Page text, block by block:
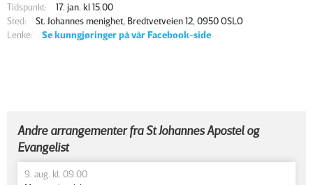
Tidspunkt:
17. jan. kl 15.00
Sted:
St. Johannes menighet, Bredtvetveien 12, 0950 OSLO
Lenke:
Se kunngjøringer på vår Facebook-side
Andre arrangementer fra St Johannes Apostel og
Evangelist
9. aug. kl. 09.00